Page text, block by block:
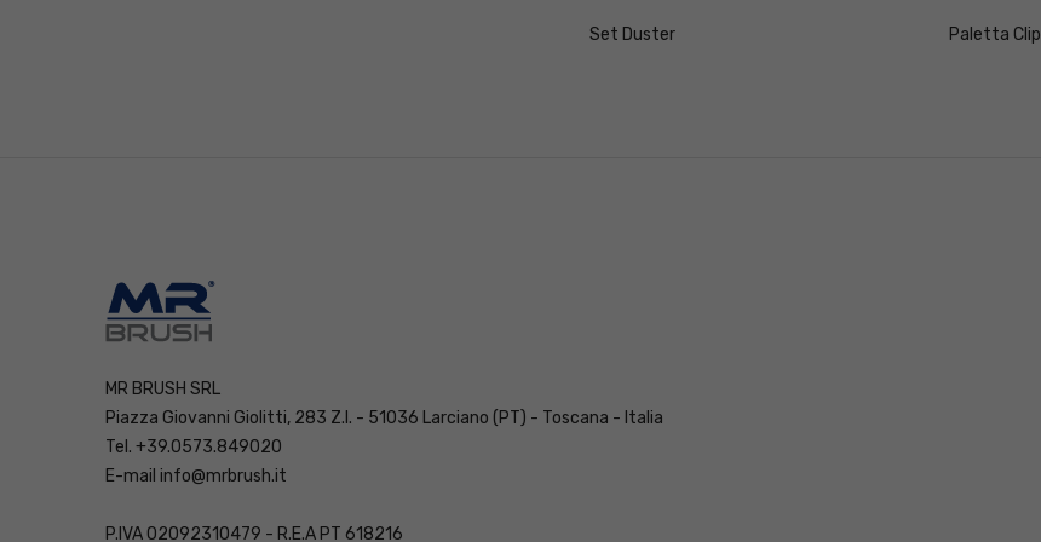
Set Duster Paletta Clip
MR BRUSH SRL
Piazza Giovanni Giolitti, 283 Z.I. - 51036 Larciano (PT) - Toscana - Italia
Tel. +39.0573.849020
E-mail info@mrbrush.it
P.IVA 02092310479 - R.E.A PT 618216